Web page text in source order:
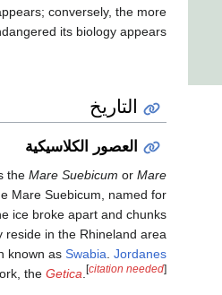
conversely, the more
its biology appears.
التاريخ
العصور الكلاسيكية
the Mare Suebicum or Mare
Mare Suebicum, named for
ice broke apart and chunks
in the Rhineland area
known as Swabia Jordanes
the Getica [citation needed]